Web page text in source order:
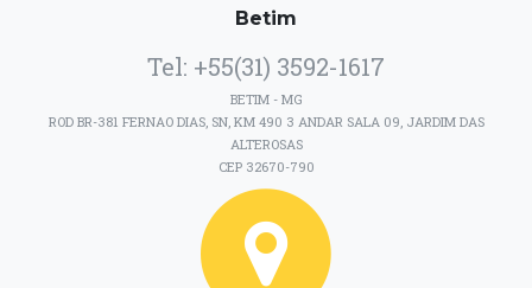
Betim
Tel: +55(31) 3592-1617
BETIM - MG
ROD BR-381 FERNAO DIAS, SN, KM 490 3 ANDAR SALA 09, JARDIM DAS
ALTEROSAS
CEP 32670-790